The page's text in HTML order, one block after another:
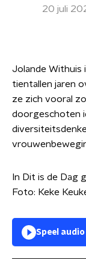
20 juli
Jolande Withuis
tientallen jaren
ze zich vooral
doorgeschoten
In Dit is de Dag
Foto: Keke
Speel